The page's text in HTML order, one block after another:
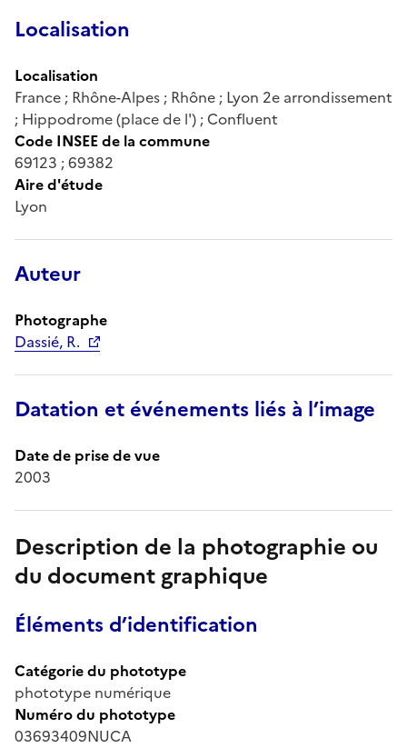
Localisation
Localisation
France ; Rhône-Alpes ; Rhône ; Lyon 2e arrondissement
; Hippodrome (place de l') ; Confluent
Code INSEE de la commune
69123 ; 69382
Aire d'étude
Lyon
Auteur
Photographe
Dassié, R.
Datation et événements liés à l’image
Date de prise de vue
2003
Description de la photographie ou
du document graphique
Éléments d’identification
Catégorie du phototype
phototype numérique
Numéro du phototype
03693409NUCA